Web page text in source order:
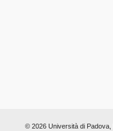
© 2026 Università di Padova,